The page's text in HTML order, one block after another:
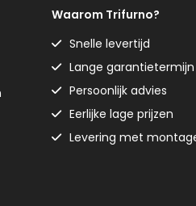
Waarom Trifurno?
Snelle levertijd
Lange garantietermijn
Persoonlijk advies
Eerlijke lage prijzen
Levering met